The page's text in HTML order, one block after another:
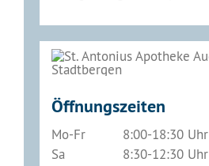
Öffnungszeiten
Mo-Fr
8:00-18:30 Uhr
Sa
8:30-12:30 Uhr